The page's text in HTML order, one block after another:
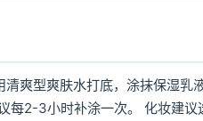
爽型爽肤水打底，涂抹保湿乳
每2-3小时补涂一次。 化妆建议